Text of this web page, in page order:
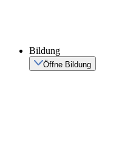
Bildung
Öffne Bildung